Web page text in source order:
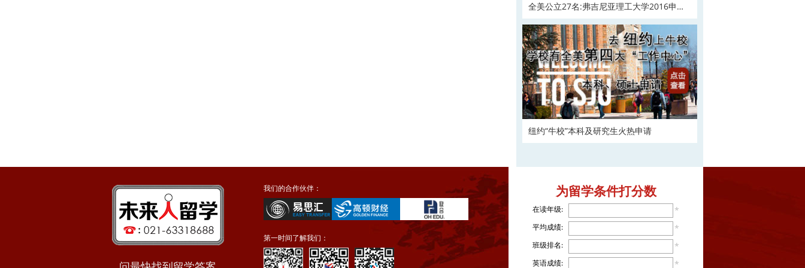
全美公立27名:弗吉尼亚理工大学2016申请
正在
纽约“牛校”本科及研究生火热申请
我们的合作伙伴：
第一时间了解我们：
为留学条件打分数
在读年级: *
平均成绩: *
班级排名: *
英语成绩: *